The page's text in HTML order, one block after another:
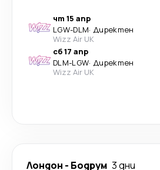
чт 15 апр
LGW-DLM· Директен
Wizz Air UK
сб 17 апр
DLM-LGW· Директен
Wizz Air UK
Лондон - Бодрум 3 дни